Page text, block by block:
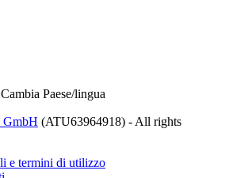
Cambia Paese/lingua
GmbH (ATU63964918) - All rights
e termini di utilizzo